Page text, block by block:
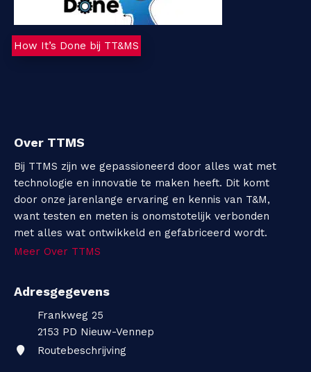
How It’s Done bij TT&MS
Over TTMS
Bij TTMS zijn we gepassioneerd door alles wat met
technologie en innovatie te maken heeft. Dit komt
door onze jarenlange ervaring en kennis van T&M,
want testen en meten is onomstotelijk verbonden
met alles wat ontwikkeld en gefabriceerd wordt.
Meer Over TTMS
Adresgegevens
Frankweg 25
2153 PD Nieuw-Vennep
Routebeschrijving